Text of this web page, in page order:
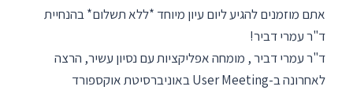
אתם מוזמנים להגיע ליום עיון מיוחד *ללא תשלום* בהנחיית
ד"ר עמרי דביר!
ד"ר עמרי דביר , מומחה אפליקציות עם נסיון עשיר, הרצה
לאחרונה ב-User Meeting באוניברסיטת אוקספורד